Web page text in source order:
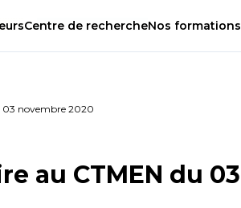
Centre de rechercheNos formations
03 novembre 2020
au CTMEN du 03